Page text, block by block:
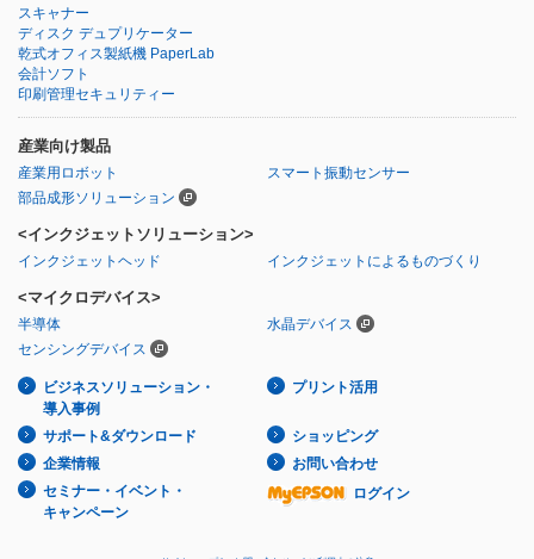
スキャナー
ディスク デュプリケーター
乾式オフィス製紙機 PaperLab
会計ソフト
印刷管理セキュリティー
産業向け製品
産業用ロボット
スマート振動センサー
部品成形ソリューション
<インクジェットソリューション>
インクジェットヘッド インクジェットによるものづくり
<マイクロデバイス>
半導体
水晶デバイス
センシングデバイス
ビジネスソリューション・
導入事例
プリント活用
サポート&ダウンロード
ショッピング
企業情報
お問い合わせ
セミナー・イベント・
キャンペーン
ログイン